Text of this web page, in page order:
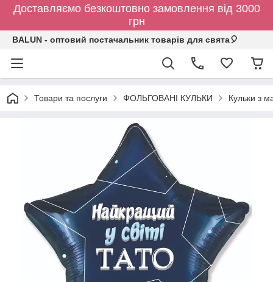
Доставляємо безкоштовно замовлення від 3000
грн
BALUN - оптовий постачальник товарів для свята🎈
Товари та послуги ФОЛЬГОВАНІ КУЛЬКИ Кульки з